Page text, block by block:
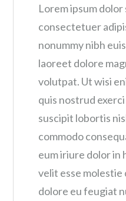
Lorem ipsum dolor
consectetuer
nonummy nibh
laoreet dolore
volutpat. Ut wisi
quis nostrud
suscipit lobortis
commodo
eum iriure dolor
velit esse molestie
dolore eu feugiat